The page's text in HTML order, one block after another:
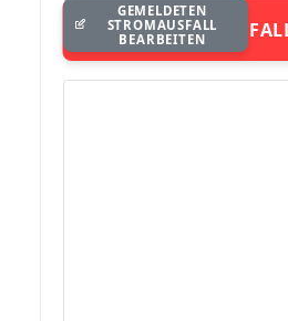
GEMELDETEN
STROMAUSFALL
BEARBEITEN